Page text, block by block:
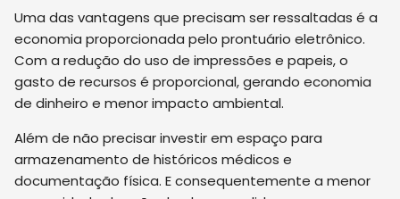
Uma das vantagens que precisam ser ressaltadas é a
economia proporcionada pelo prontuário eletrônico.
Com a redução do uso de impressões e papeis, o
gasto de recursos é proporcional, gerando economia
de dinheiro e menor impacto ambiental.
Além de não precisar investir em espaço para
armazenamento de históricos médicos e
documentação física. E consequentemente a menor